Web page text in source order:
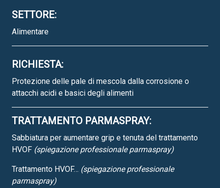
SETTORE:
Alimentare
RICHIESTA:
Protezione delle pale di mescola dalla corrosione o
attacchi acidi e basici degli alimenti
TRATTAMENTO PARMASPRAY:
Sabbiatura per aumentare grip e tenuta del trattamento
HVOF (spiegazione professionale parmaspray)
Trattamento HVOF… (spiegazione professionale
parmaspray)